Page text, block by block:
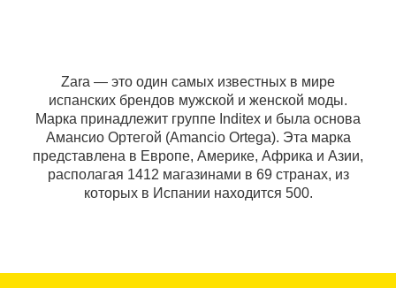
Zara — это один самых известных в мире
испанских брендов мужской и женской моды.
Марка принадлежит группе Inditex и была основа
Амансио Ортегой (Amancio Ortega). Эта марка
представлена в Европе, Америке, Африка и Азии,
располагая 1412 магазинами в 69 странах, из
которых в Испании находится 500.